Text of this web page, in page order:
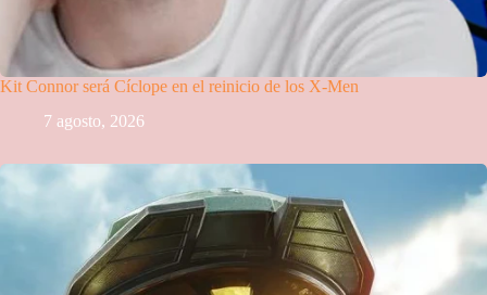
Kit Connor será Cíclope en el reinicio de los X-Men
7 agosto, 2026